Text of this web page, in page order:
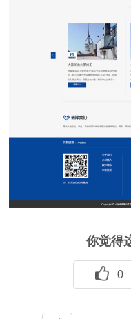
你觉得
0